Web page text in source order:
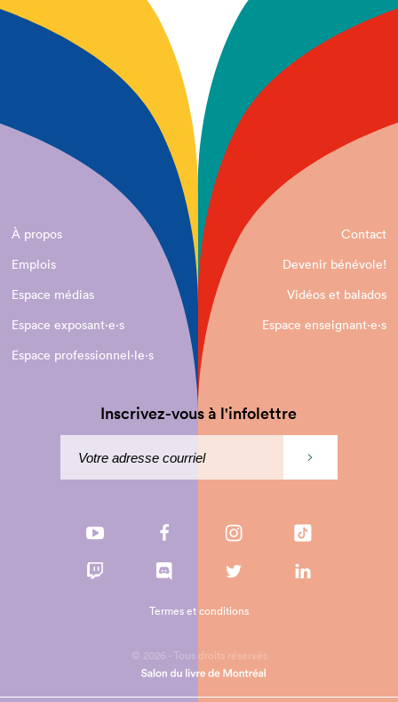
À propos
Contact
Emplois
Devenir bénévole!
Espace médias
Vidéos et balados
Espace exposant·e⋅s
Espace enseignant·e⋅s
Espace professionnel·le⋅s
Inscrivez-vous à l'infolettre
© 2026 - Tous droits réservés
Termes et conditions